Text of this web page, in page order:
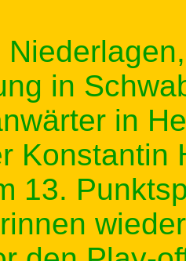
in
in
Konstantin
13.